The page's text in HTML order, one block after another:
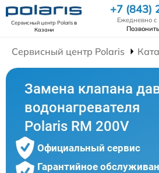
Сервисный центр Polarisв
Казани
+7 (843)
Ежедневно
Позвонить
Сервисный центр Polaris
Замена клапана
водонагревателя
Polaris RM 200V
Официальный сервис
Гарантийное